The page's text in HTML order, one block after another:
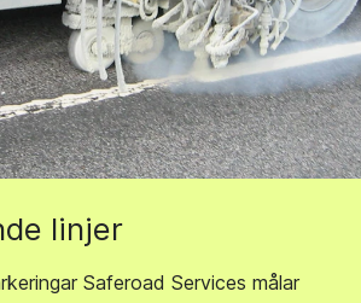
linjer
Saferoad Services målar